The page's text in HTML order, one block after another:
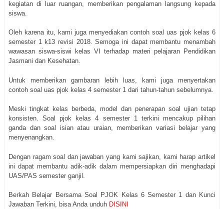
kegiatan di luar ruangan, memberikan pengalaman langsung kepada
siswa.
Oleh karena itu, kami juga menyediakan contoh soal uas pjok kelas 6
semester 1 k13 revisi 2018. Semoga ini dapat membantu menambah
wawasan siswa-siswi kelas VI terhadap materi pelajaran Pendidikan
Jasmani dan Kesehatan.
Untuk memberikan gambaran lebih luas, kami juga menyertakan
contoh soal uas pjok kelas 4 semester 1 dari tahun-tahun sebelumnya.
Meski tingkat kelas berbeda, model dan penerapan soal ujian tetap
konsisten. Soal pjok kelas 4 semester 1 terkini mencakup pilihan
ganda dan soal isian atau uraian, memberikan variasi belajar yang
menyenangkan.
Dengan ragam soal dan jawaban yang kami sajikan, kami harap artikel
ini dapat membantu adik-adik dalam mempersiapkan diri menghadapi
UAS/PAS semester ganjil.
Berkah Belajar Bersama Soal PJOK Kelas 6 Semester 1 dan Kunci
Jawaban Terkini, bisa Anda unduh DISINI